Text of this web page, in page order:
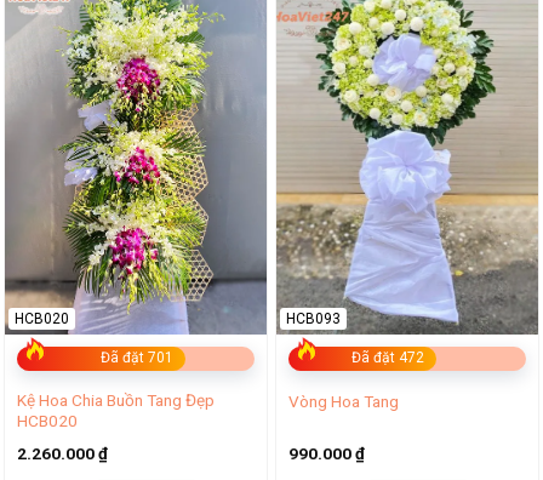
Đã đặt 701
HCB020
Kệ Hoa Chia Buồn Tang Đẹp
HCB020
2.260.000₫
Đã đặt 472
HCB093
Vòng Hoa Tang
990.000₫